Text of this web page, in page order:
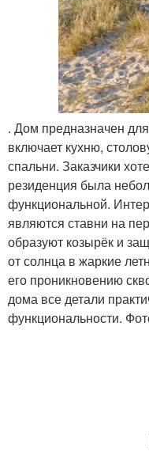
. Дом предназначен
включает кухню,
спальни. Заказчики
резиденция была
функциональной.
являются ставни на
образуют козырёк и
от солнца в жаркие
его проникновению
дома все детали
функциональности.